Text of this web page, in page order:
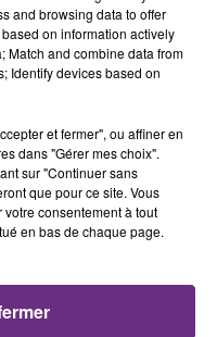
MOI L'ANNÉE
a débuté ce jeudi 6
(Aube). Du
and browsing data to offer
on information actively
Match and combine data from
Identify devices based on
et fermer", ou affiner en
dans "Gérer mes choix".
sur "Continuer sans
que pour ce site. Vous
consentement à tout
en bas de chaque page.